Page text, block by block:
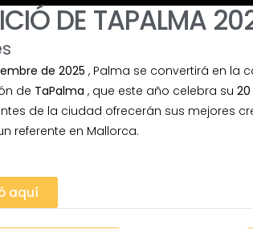
DE TAPALMA
de 2025 , Palma se convertirá en la
de TaPalma , que este año celebra su
de la ciudad ofrecerán sus mejores
referente en Mallorca.
aquí